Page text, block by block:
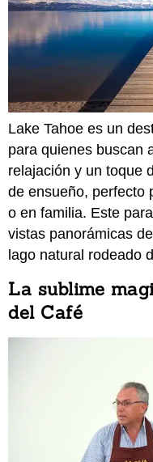
Lake Tahoe es un
para quienes buscan
relajación y un toque
de ensueño, perfecto
o en familia. Este
vistas panorámicas
lago natural rodeado
La sublime
del Café